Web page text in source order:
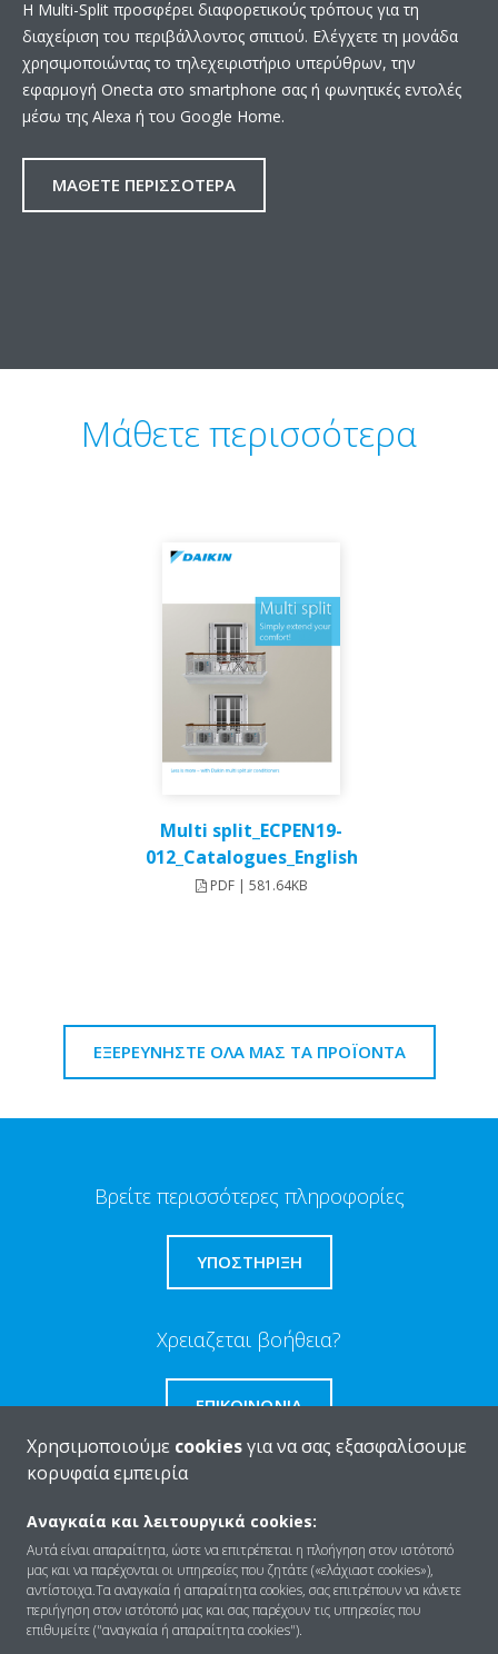
Η Multi-Split προσφέρει διαφορετικούς τρόπους για τη
διαχείριση του περιβάλλοντος σπιτιού. Ελέγχετε τη μονάδα
χρησιμοποιώντας το τηλεχειριστήριο υπερύθρων, την
εφαρμογή Onecta στο smartphone σας ή φωνητικές εντολές
μέσω της Alexa ή του Google Home.
ΜΆΘΕΤΕ ΠΕΡΙΣΣΌΤΕΡΑ
Μάθετε περισσότερα
Multi split_ECPEN19-
012_Catalogues_English
PDF | 581.64KB
ΕΞΕΡΕΥΝΗΣΤΕ ΟΛΑ ΜΑΣ ΤΑ ΠΡΟΪΟΝΤΑ
Βρείτε περισσότερες πληροφορίες
ΥΠΟΣΤΗΡΙΞΗ
Χρειαζεται βοήθεια?
ΕΠΙΚΟΙΝΩΝΊΑ
Ποιοι είμαστε
Λύσεις
Χρησιμοποιούμε cookiesγια να σας εξασφαλίσουμε
κορυφαία εμπειρία
Αναγκαία και λειτουργικά cookies:
Αυτά είναι απαραίτητα, ώστε να επιτρέπεται η πλοήγηση στον ιστότοπό
μας και να παρέχονται οι υπηρεσίες που ζητάτε («ελάχιαστ cookies»),
αντίστοιχα.Τα αναγκαία ή απαραίτητα cookies, σας επιτρέπουν να κάνετε
περιήγηση στον ιστότοπό μας και σας παρέχουν τις υπηρεσίες που
επιθυμείτε ("αναγκαία ή απαραίτητα cookies").